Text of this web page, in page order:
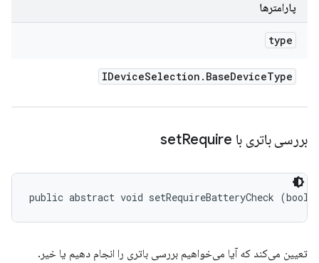
پارامترها
type
IDeviceSelection . BaseDeviceType
بررسی باتری با set Require
public abstract void setRequireBatteryCheck
تعیین می‌کند که آیا می‌خواهیم بررسی باتری را انجام دهیم یا خیر.